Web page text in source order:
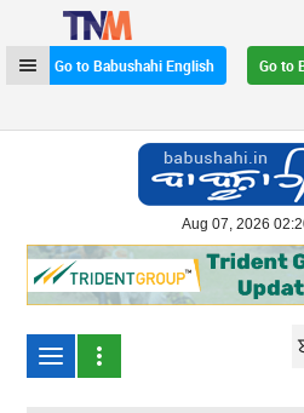
Go to Babushahi English
Go to
Aug 07, 2026